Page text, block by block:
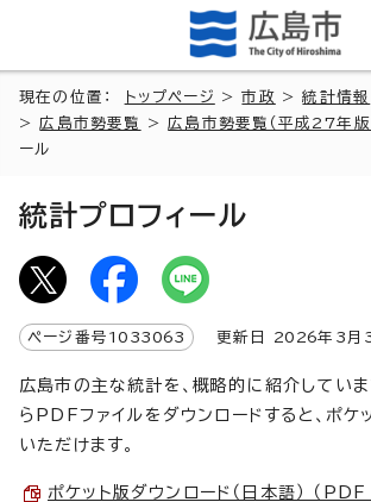
現在の位置： トップページ >市政 >統計情報
>広島市勢要覧 >広島市勢要覧（平成27年版
ール
統計プロフィール
ページ番号 1033063 更新日 2026年3月
広島市の主な統計を、概略的に紹介していま
らPDFファイルをダウンロードすると、ポケ
いただけます。
ポケット版ダウンロード（日本語） （